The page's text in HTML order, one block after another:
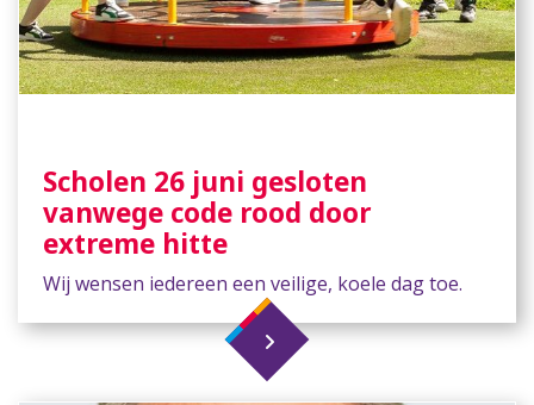
Scholen 26 juni gesloten
vanwege code rood door
extreme hitte
Wij wensen iedereen een veilige, koele dag toe.